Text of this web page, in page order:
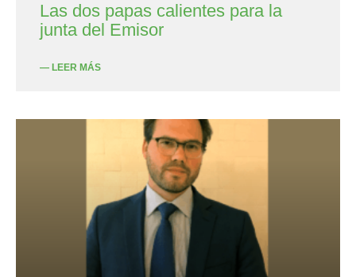
Las dos papas calientes para la
junta del Emisor
— LEER MÁS